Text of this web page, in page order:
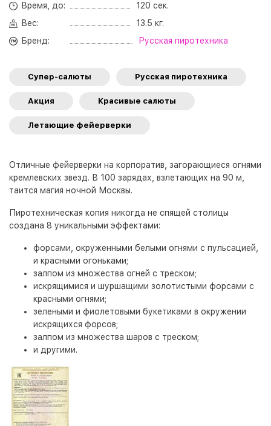
Время, до:
120 сек.
Вес:
13.5 кг.
Бренд:
Русская пиротехника
Супер-салюты Русская пиротехника
Акция Красивые салюты
Летающие фейерверки
Отличные фейерверки на корпоратив, загорающиеся огнями
кремлевских звезд. В 100 зарядах, взлетающих на 90 м,
таится магия ночной Москвы.
Пиротехническая копия никогда не спящей столицы
создана 8 уникальными эффектами:
форсами, окруженными белыми огнями с пульсацией,
и красными огоньками;
залпом из множества огней с треском;
искрящимися и шуршащими золотистыми форсами с
красными огнями;
зелеными и фиолетовыми букетиками в окружении
искрящихся форсов;
залпом из множества шаров с треском;
и другими.